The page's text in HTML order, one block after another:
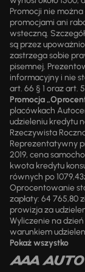
Promocji nie
promocjami ani
wsteczną.
są przez
zastrzega sobie
pisemnej.
informacyjny i nie
art. 66 § 1 oraz art.
Promocja
placówkach
udzieleniu kredytu
Rzeczywista
Reprezentatywny
2019, cena
kwota kredytu
równych po
Oprocentowanie
zapłaty: 64 765,80
prowizja za
Wyliczenie na
warunkiem
Pokaż wszystko